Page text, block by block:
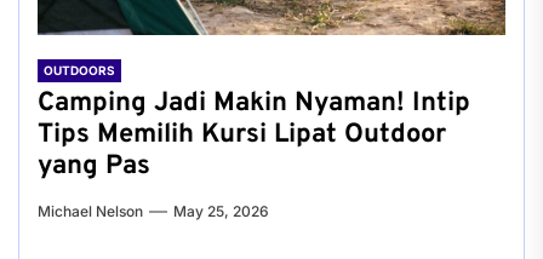
OUTDOORS
Camping Jadi Makin Nyaman! Intip
Tips Memilih Kursi Lipat Outdoor
yang Pas
Michael Nelson May 25, 2026